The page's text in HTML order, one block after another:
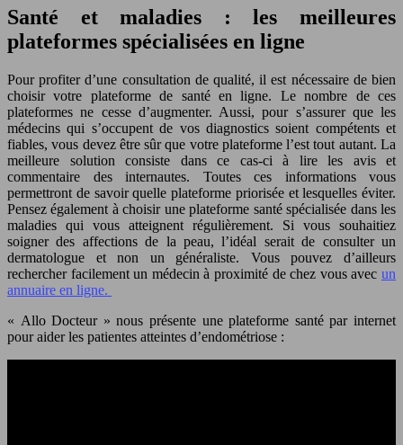
Santé et maladies : les meilleures
plateformes spécialisées en ligne
Pour profiter d’une consultation de qualité, il est nécessaire de bien
choisir votre plateforme de santé en ligne. Le nombre de ces
plateformes ne cesse d’augmenter. Aussi, pour s’assurer que les
médecins qui s’occupent de vos diagnostics soient compétents et
fiables, vous devez être sûr que votre plateforme l’est tout autant. La
meilleure solution consiste dans ce cas-ci à lire les avis et
commentaire des internautes. Toutes ces informations vous
permettront de savoir quelle plateforme priorisée et lesquelles éviter.
Pensez également à choisir une plateforme santé spécialisée dans les
maladies qui vous atteignent régulièrement. Si vous souhaitiez
soigner des affections de la peau, l’idéal serait de consulter un
dermatologue et non un généraliste. Vous pouvez d’ailleurs
rechercher facilement un médecin à proximité de chez vous avec un
annuaire en ligne.
« Allo Docteur » nous présente une plateforme santé par internet
pour aider les patientes atteintes d’endométriose :